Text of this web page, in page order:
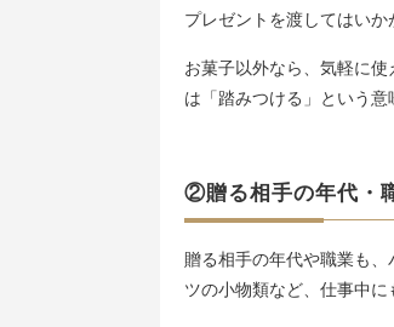
プレゼントを渡してはいか
お菓子以外なら、気軽に
は「踏みつける」という意
②贈る相手の年代・
贈る相手の年代や職業も
ツの小物類など、仕事中に